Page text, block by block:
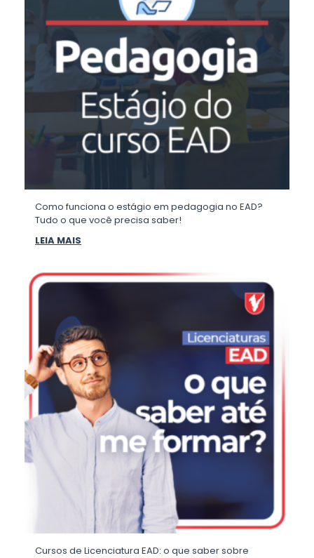
Como funciona o estágio em pedagogia no EAD?
Tudo o que você precisa saber!
LEIA MAIS
Cursos de Licenciatura EAD: o que saber sobre